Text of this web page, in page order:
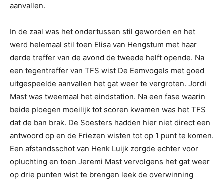
aanvallen.
In de zaal was het ondertussen stil geworden en het
werd helemaal stil toen Elisa van Hengstum met haar
derde treffer van de avond de tweede helft opende. Na
een tegentreffer van TFS wist De Eemvogels met goed
uitgespeelde aanvallen het gat weer te vergroten. Jordi
Mast was tweemaal het eindstation. Na een fase waarin
beide ploegen moeilijk tot scoren kwamen was het TFS
dat de ban brak. De Soesters hadden hier niet direct een
antwoord op en de Friezen wisten tot op 1 punt te komen.
Een afstandsschot van Henk Luijk zorgde echter voor
opluchting en toen Jeremi Mast vervolgens het gat weer
op drie punten wist te brengen leek de overwinning